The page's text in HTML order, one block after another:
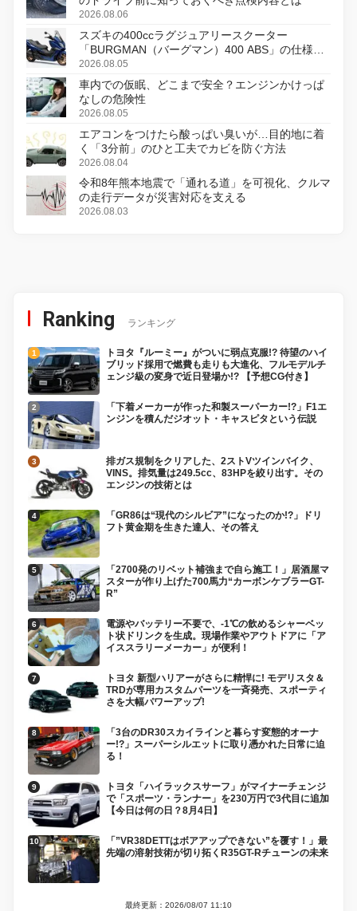
2026.08.06
スズキの400ccラグジュアリースクーター
「BURGMAN（バーグマン）400 ABS」の仕様を
変更し、8月18日に発売
2026.08.05
車内での仮眠、どこまで安全？エンジンかけっぱ
なしの危険性
2026.08.05
エアコンをつけたら酸っぱい臭いが…目的地に着
く「3分前」のひと工夫でカビを防ぐ方法
2026.08.04
令和8年熊本地震で「通れる道」を可視化、クルマ
の走行データが災害対応を支える
2026.08.03
Ranking ランキング
トヨタ『ルーミー』がついに弱点克服!? 待望のハイ
ブリッド採用で燃費も走りも大進化、フルモデルチ
ェンジ級の変身で近日登場か!? 【予想CG付き】
「下着メーカーが作った和製スーパーカー!?」F1エ
ンジンを積んだジオット・キャスピタという伝説
排ガス規制をクリアした、2ストVツインバイク、
VINS。排気量は249.5cc、83HPを絞り出す。その
エンジンの技術とは
「GR86は“現代のシルビア”になったのか!?」ドリ
フト黄金期を生きた達人、その答え
「2700発のリベット補強まで自ら施工！」居酒屋マ
スターが作り上げた700馬力“カーボンケブラーGT-
R”
電源やバッテリー不要で、-1℃の飲めるシャーベッ
ト状ドリンクを生成。現場作業やアウトドアに「ア
イススラリーメーカー」が便利！
トヨタ 新型ハリアーがさらに精悍に! モデリスタ＆
TRDが専用カスタムパーツを一斉発売、スポーティ
さを大幅パワーアップ!
「3台のDR30スカイラインと暮らす変態的オーナ
ー!?」スーパーシルエットに取り憑かれた日常に迫
る！
トヨタ「ハイラックスサーフ」がマイナーチェンジ
で「スポーツ・ランナー」を230万円で3代目に追加
【今日は何の日？8月4日】
「”VR38DETTはボアアップできない”を覆す！」最
先端の溶射技術が切り拓くR35GT-Rチューンの未来
最終更新：2026/08/07 11:10